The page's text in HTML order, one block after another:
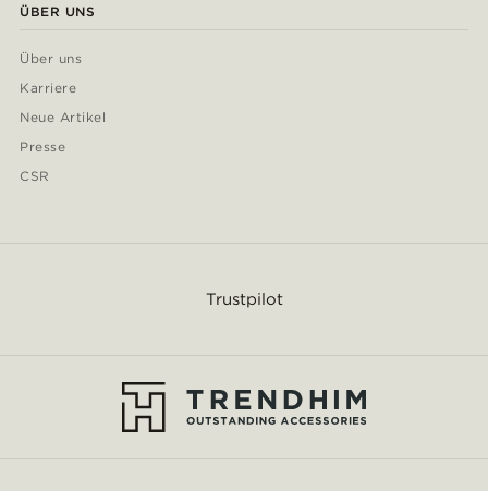
ÜBER UNS
Über uns
Karriere
Neue Artikel
Presse
CSR
Trustpilot